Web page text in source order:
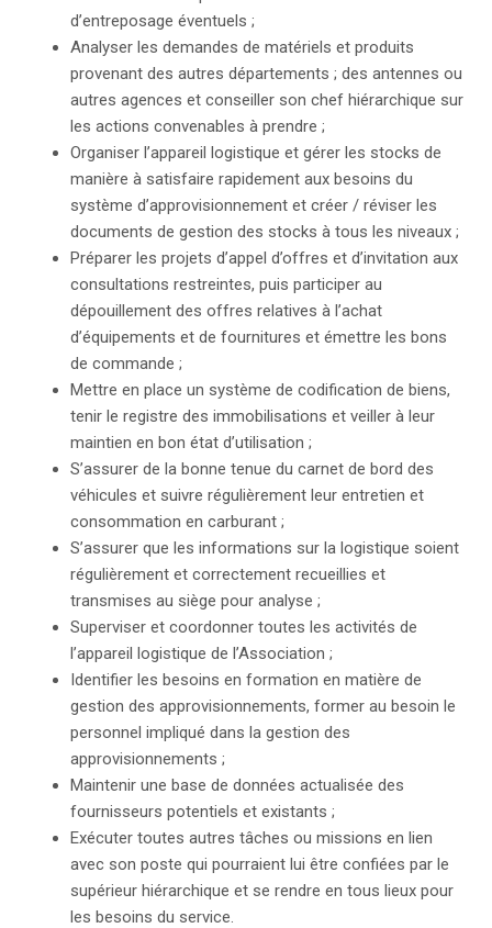
d’entreposage éventuels ;
Analyser les demandes de matériels et produits
provenant des autres départements ; des antennes ou
autres agences et conseiller son chef hiérarchique sur
les actions convenables à prendre ;
Organiser l’appareil logistique et gérer les stocks de
manière à satisfaire rapidement aux besoins du
système d’approvisionnement et créer / réviser les
documents de gestion des stocks à tous les niveaux ;
Préparer les projets d’appel d’offres et d’invitation aux
consultations restreintes, puis participer au
dépouillement des offres relatives à l’achat
d’équipements et de fournitures et émettre les bons
de commande ;
Mettre en place un système de codification de biens,
tenir le registre des immobilisations et veiller à leur
maintien en bon état d’utilisation ;
S’assurer de la bonne tenue du carnet de bord des
véhicules et suivre régulièrement leur entretien et
consommation en carburant ;
S’assurer que les informations sur la logistique soient
régulièrement et correctement recueillies et
transmises au siège pour analyse ;
Superviser et coordonner toutes les activités de
l’appareil logistique de l’Association ;
Identifier les besoins en formation en matière de
gestion des approvisionnements, former au besoin le
personnel impliqué dans la gestion des
approvisionnements ;
Maintenir une base de données actualisée des
fournisseurs potentiels et existants ;
Exécuter toutes autres tâches ou missions en lien
avec son poste qui pourraient lui être confiées par le
supérieur hiérarchique et se rendre en tous lieux pour
les besoins du service.